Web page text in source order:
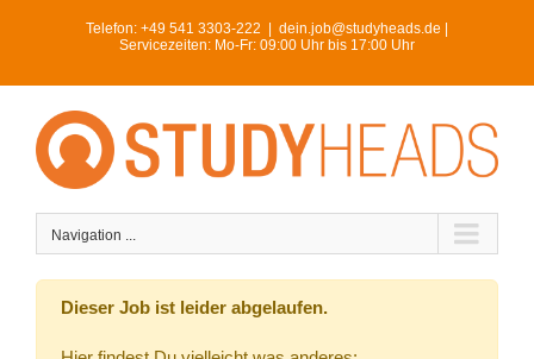
Telefon: +49 541 3303-222
dein.job@studyheads.de |
Servicezeiten: Mo-Fr: 09:00 Uhr bis 17:00 Uhr
Navigation ...
Dieser Job ist leider abgelaufen.